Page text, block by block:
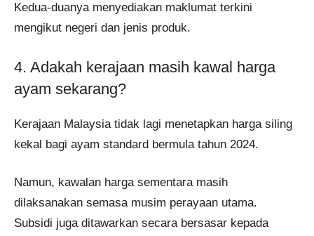
Kedua-duanya menyediakan maklumat terkini
mengikut negeri dan jenis produk.
4. Adakah kerajaan masih kawal harga
ayam sekarang?
Kerajaan Malaysia tidak lagi menetapkan harga siling
kekal bagi ayam standard bermula tahun 2024.
Namun, kawalan harga sementara masih
dilaksanakan semasa musim perayaan utama.
Subsidi juga ditawarkan secara bersasar kepada